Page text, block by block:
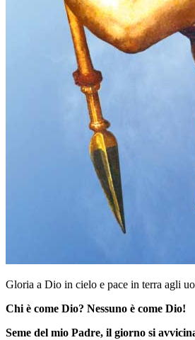
Gloria a Dio in cielo e pace in terra agli
Chi è come Dio? Nessuno è come Dio!
Seme del mio Padre, il giorno si